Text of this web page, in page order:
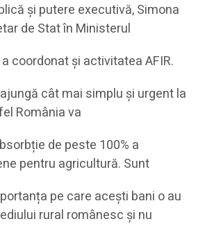
și putere executivă, Simona
de Stat în Ministerul
coordonat și activitatea AFIR.
cât mai simplu și urgent la
România va
de peste 100% a
pentru agricultură. Sunt
pe care acești bani o au
rural românesc și nu